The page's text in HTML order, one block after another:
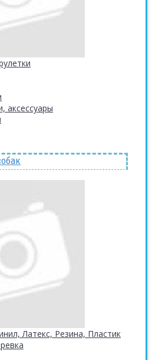
аксессуары
Латекс, Резина, Пластик